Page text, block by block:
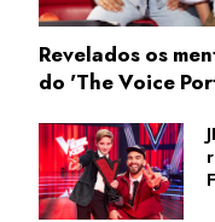
Revelados os
do 'The Voice